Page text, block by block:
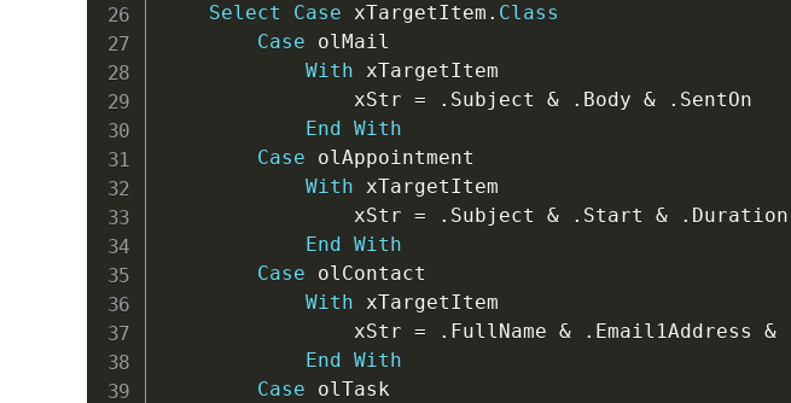
Select
Case xTargetItem . Class
Case olMail
With xTargetItem
                xStr
= . Subject & . Body & . SentOn
End
With
Case olAppointment
With xTargetItem
                xStr
= . Subject & . Start & . Duration
End
With
Case olContact
With xTargetItem
                xStr
= . FullName & . Email1Address &
End
With
Case olTask